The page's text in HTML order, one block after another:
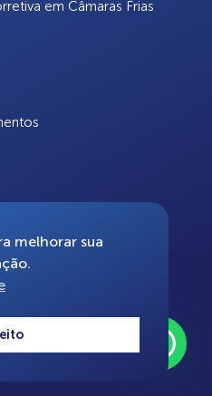
em Câmaras Frias
direitos reservados.
melhorar sua